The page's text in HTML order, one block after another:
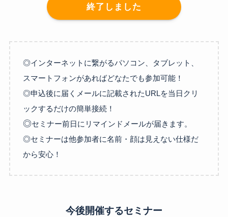
終了しました
◎インターネットに繋がるパソコン、タブレット、
スマートフォンがあればどなたでも参加可能！
◎申込後に届くメールに記載されたURLを当日クリ
ックするだけの簡単接続！
◎セミナー前日にリマインドメールが届きます。
◎セミナーは他参加者に名前・顔は見えない仕様だ
から安心！
今後開催するセミナー